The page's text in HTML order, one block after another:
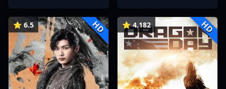
⭐ 6.5 HD ⭐ 4.182 HD